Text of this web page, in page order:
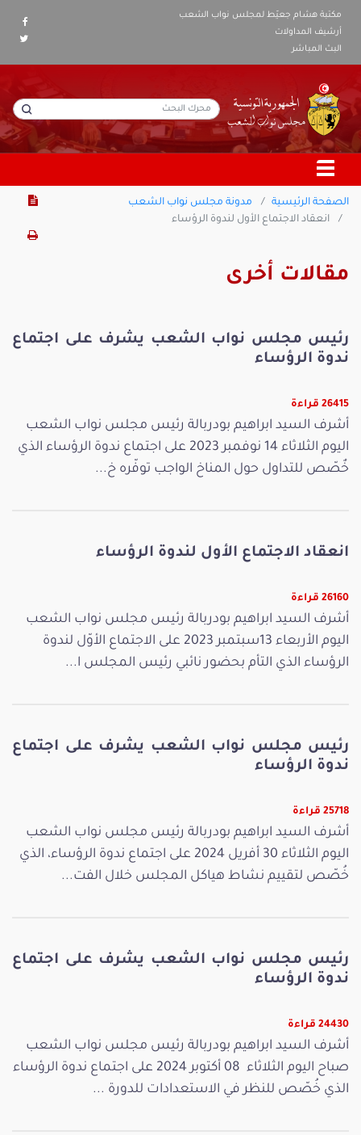
مكتبة هشام جعيّط لمجلس نواب الشعب
أرشيف المداولات
البث المباشر
الصفحة الرئيسية
مدونة مجلس نواب الشعب
انعقاد الاجتماع الأول لندوة الرؤساء
مقالات أخرى
رئيس مجلس نواب الشعب يشرف على اجتماع
ندوة الرؤساء
26415 قراءة
أشرف السيد ابراهيم بودربالة رئيس مجلس نواب الشعب
اليوم الثلاثاء 14 نوفمبر 2023 على اجتماع ندوة الرؤساء الذي
خٌصّص للتداول حول المناخ الواجب توفّره خ...
انعقاد الاجتماع الأول لندوة الرؤساء
26160 قراءة
أشرف السيد ابراهيم بودربالة رئيس مجلس نواب الشعب
اليوم الأربعاء 13سبتمبر 2023 على الاجتماع الأوّل لندوة
الرؤساء الذي التأم بحضور نائبي رئيس المجلس ا...
رئيس مجلس نواب الشعب يشرف على اجتماع
ندوة الرؤساء
25718 قراءة
أشرف السيد ابراهيم بودربالة رئيس مجلس نواب الشعب
اليوم الثلاثاء 30 أفريل 2024 على اجتماع ندوة الرؤساء، الذي
خُصّص لتقييم نشاط هياكل المجلس خلال الفت...
رئيس مجلس نواب الشعب يشرف على اجتماع
ندوة الرؤساء
24430 قراءة
أشرف السيد ابراهيم بودربالة رئيس مجلس نواب الشعب
صباح اليوم الثلاثاء 08 أكتوبر 2024 على اجتماع ندوة الرؤساء
الذي خُصّص للنظر في الاستعدادات للدورة ...